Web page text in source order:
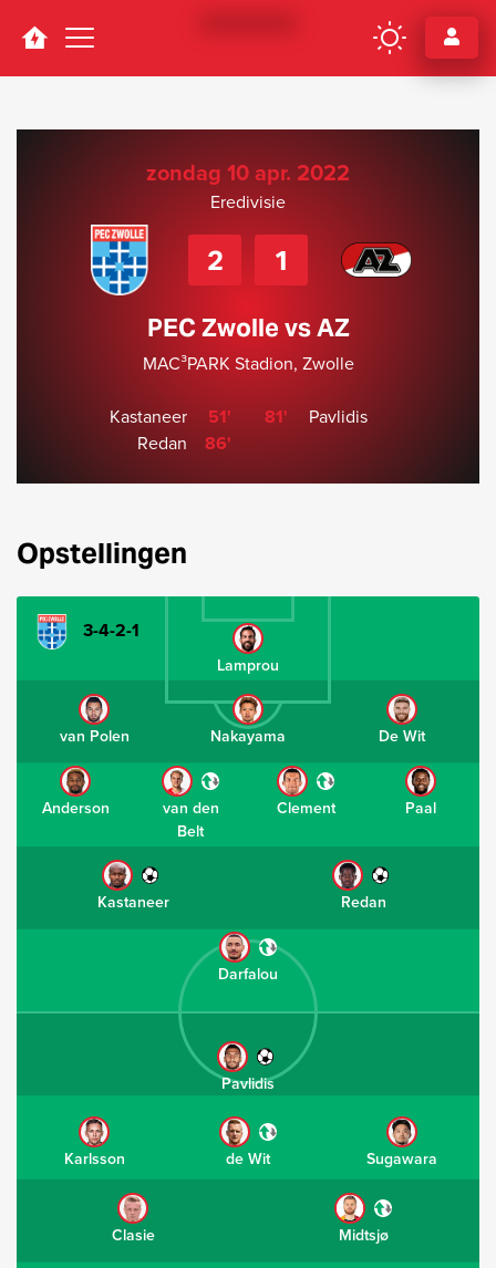
Navigation
zondag 10 apr. 2022
Eredivisie
2 1
PEC Zwolle vs AZ
MAC³PARK Stadion, Zwolle
Kastaneer
51'
Redan
86'
81' Pavlidis
Opstellingen
3-4-2-1
Lamprou
van Polen Nakayama De Wit
Anderson
van den
Belt
Clement Paal
Kastaneer Redan
Darfalou
Midtsjø
Clasie
Sugawara
de Wit
Karlsson
Pavlidis